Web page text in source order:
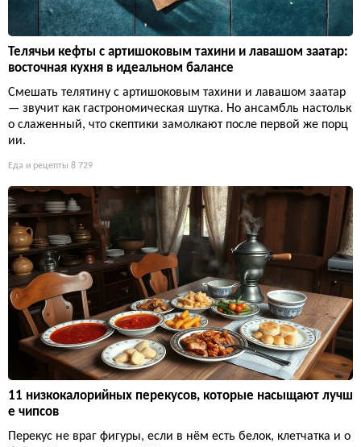
Телячьи кефты с артишоковым тахини и лавашом заатар:
восточная кухня в идеальном балансе
Смешать телятину с артишоковым тахини и лавашом заатар
— звучит как гастрономическая шутка. Но ансамбль настольк
о слаженный, что скептики замолкают после первой же порц
ии.
Еда и рецепты 8 729
11 низкокалорийных перекусов, которые насыщают лучш
е чипсов
Перекус не враг фигуры, если в нём есть белок, клетчатка и о